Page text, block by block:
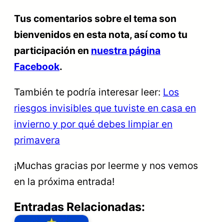
Tus comentarios sobre el tema son
bienvenidos en esta nota, así como tu
participación en nuestra página
Facebook.
También te podría interesar leer: Los
riesgos invisibles que tuviste en casa en
invierno y por qué debes limpiar en
primavera
¡Muchas gracias por leerme y nos vemos
en la próxima entrada!
Entradas Relacionadas: